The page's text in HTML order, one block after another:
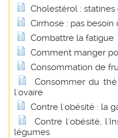
Cholestérol :
Cirrhose : pas
Combattre la fatigue
Comment manger
Consommation de
Consommer du
l'ovaire
Contre l'obésité : la
Contre l'obésité,
légumes